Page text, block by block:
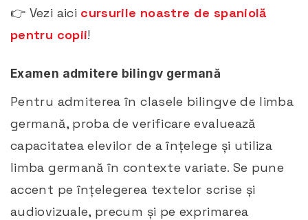
👉 Vezi aici cursurile noastre de spaniolă
pentru copii!
Examen admitere bilingv germană
Pentru admiterea în clasele bilingve de limba
germană, proba de verificare evaluează
capacitatea elevilor de a înțelege și utiliza
limba germană în contexte variate. Se pune
accent pe înțelegerea textelor scrise și
audiovizuale, precum și pe exprimarea